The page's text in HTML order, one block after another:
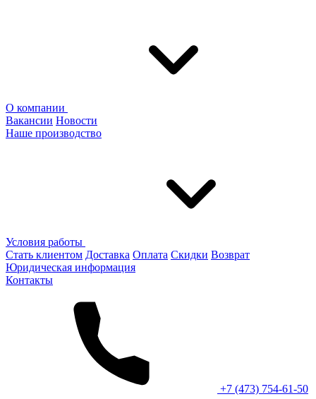
О компании
Вакансии Новости
Наше производство
Условия работы
Стать клиентом Доставка Оплата Скидки Возврат
Юридическая информация
Контакты
+7 (473) 754-61-50